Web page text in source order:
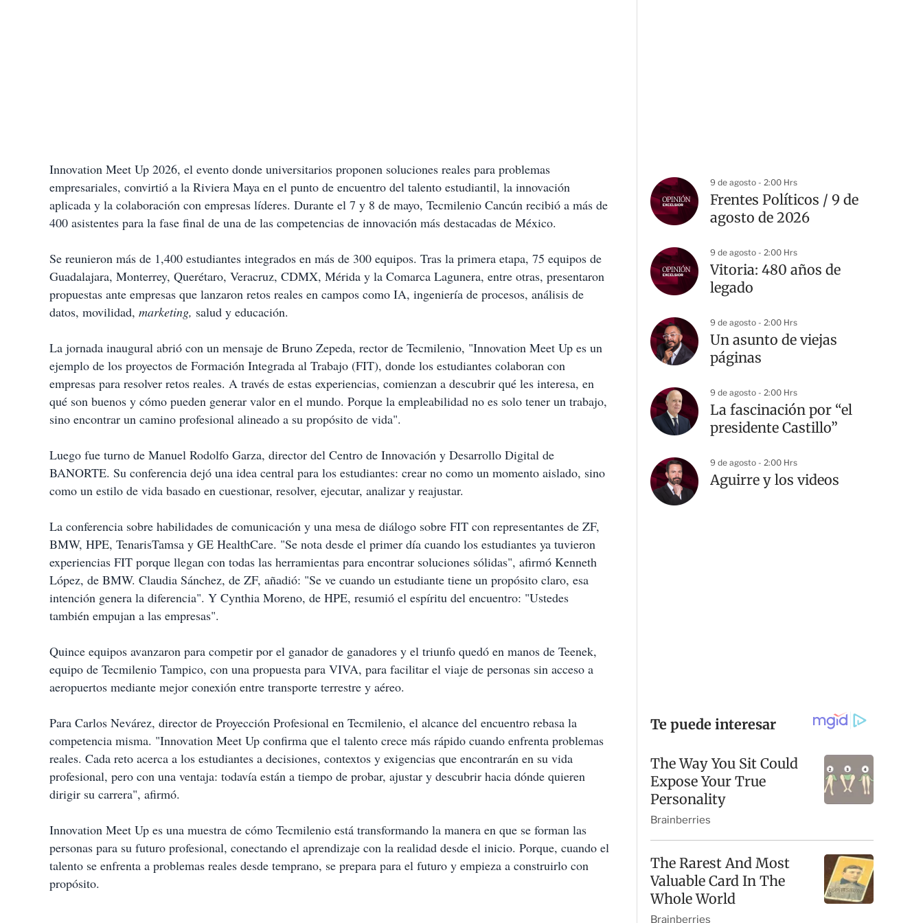
Innovation Meet Up 2026, el evento donde universitarios proponen soluciones reales para problemas
empresariales, convirtió a la Riviera Maya en el punto de encuentro del talento estudiantil, la innovación
aplicada y la colaboración con empresas líderes. Durante el 7 y 8 de mayo, Tecmilenio Cancún recibió a más de
400 asistentes para la fase final de una de las competencias de innovación más destacadas de México.
Se reunieron más de 1,400 estudiantes integrados en más de 300 equipos. Tras la primera etapa, 75 equipos de
Guadalajara, Monterrey, Querétaro, Veracruz, CDMX, Mérida y la Comarca Lagunera, entre otras, presentaron
propuestas ante empresas que lanzaron retos reales en campos como IA, ingeniería de procesos, análisis de
datos, movilidad, marketing, salud y educación.
La jornada inaugural abrió con un mensaje de Bruno Zepeda, rector de Tecmilenio, "Innovation Meet Up es un
ejemplo de los proyectos de Formación Integrada al Trabajo (FIT), donde los estudiantes colaboran con
empresas para resolver retos reales. A través de estas experiencias, comienzan a descubrir qué les interesa, en
qué son buenos y cómo pueden generar valor en el mundo. Porque la empleabilidad no es solo tener un trabajo,
sino encontrar un camino profesional alineado a su propósito de vida".
Luego fue turno de Manuel Rodolfo Garza, director del Centro de Innovación y Desarrollo Digital de
BANORTE. Su conferencia dejó una idea central para los estudiantes: crear no como un momento aislado, sino
como un estilo de vida basado en cuestionar, resolver, ejecutar, analizar y reajustar.
La conferencia sobre habilidades de comunicación y una mesa de diálogo sobre FIT con representantes de ZF,
BMW, HPE, TenarisTamsa y GE HealthCare. "Se nota desde el primer día cuando los estudiantes ya tuvieron
experiencias FIT porque llegan con todas las herramientas para encontrar soluciones sólidas", afirmó Kenneth
López, de BMW. Claudia Sánchez, de ZF, añadió: "Se ve cuando un estudiante tiene un propósito claro, esa
intención genera la diferencia". Y Cynthia Moreno, de HPE, resumió el espíritu del encuentro: "Ustedes
también empujan a las empresas".
Quince equipos avanzaron para competir por el ganador de ganadores y el triunfo quedó en manos de Teenek,
equipo de Tecmilenio Tampico, con una propuesta para VIVA, para facilitar el viaje de personas sin acceso a
aeropuertos mediante mejor conexión entre transporte terrestre y aéreo.
Para Carlos Nevárez, director de Proyección Profesional en Tecmilenio, el alcance del encuentro rebasa la
competencia misma. "Innovation Meet Up confirma que el talento crece más rápido cuando enfrenta problemas
reales. Cada reto acerca a los estudiantes a decisiones, contextos y exigencias que encontrarán en su vida
profesional, pero con una ventaja: todavía están a tiempo de probar, ajustar y descubrir hacia dónde quieren
dirigir su carrera", afirmó.
Innovation Meet Up es una muestra de cómo Tecmilenio está transformando la manera en que se forman las
personas para su futuro profesional, conectando el aprendizaje con la realidad desde el inicio. Porque, cuando el
talento se enfrenta a problemas reales desde temprano, se prepara para el futuro y empieza a construirlo con
propósito.
9 de agosto - 2:00 Hrs
Frentes Políticos / 9 de
agosto de 2026
9 de agosto - 2:00 Hrs
Vitoria: 480 años de
legado
9 de agosto - 2:00 Hrs
Un asunto de viejas
páginas
9 de agosto - 2:00 Hrs
La fascinación por “el
presidente Castillo”
9 de agosto - 2:00 Hrs
Aguirre y los videos